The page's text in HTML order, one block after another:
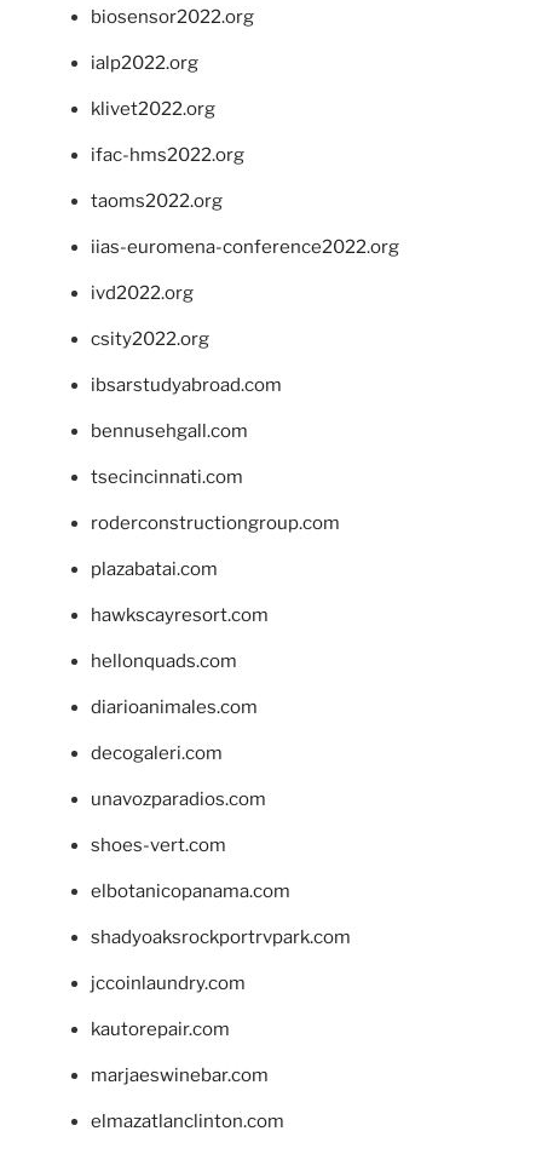
biosensor2022.org
ialp2022.org
klivet2022.org
ifac-hms2022.org
taoms2022.org
iias-euromena-conference2022.org
ivd2022.org
csity2022.org
ibsarstudyabroad.com
bennusehgall.com
tsecincinnati.com
roderconstructiongroup.com
plazabatai.com
hawkscayresort.com
hellonquads.com
diarioanimales.com
decogaleri.com
unavozparadios.com
shoes-vert.com
elbotanicopanama.com
shadyoaksrockportrvpark.com
jccoinlaundry.com
kautorepair.com
marjaeswinebar.com
elmazatlanclinton.com